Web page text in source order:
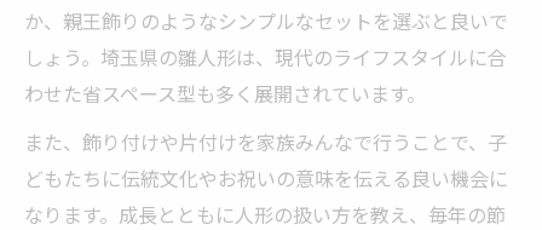
か、親王飾りのようなシンプルなセットを選ぶと良いで
しょう。埼玉県の雛人形は、現代のライフスタイルに合
わせた省スペース型も多く展開されています。
また、飾り付けや片付けを家族みんなで行うことで、子
どもたちに伝統文化やお祝いの意味を伝える良い機会に
なります。成長とともに人形の扱い方を教え、毎年の節